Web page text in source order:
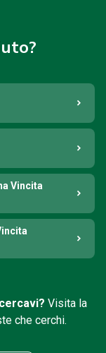
Vincita
Visita la
che cerchi.